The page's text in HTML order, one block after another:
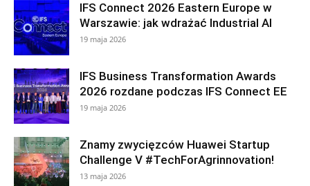
IFS Connect 2026 Eastern Europe w
Warszawie: jak wdrażać Industrial AI
19 maja 2026
IFS Business Transformation Awards
2026 rozdane podczas IFS Connect EE
19 maja 2026
Znamy zwycięzców Huawei Startup
Challenge V #TechForAgrinnovation!
13 maja 2026